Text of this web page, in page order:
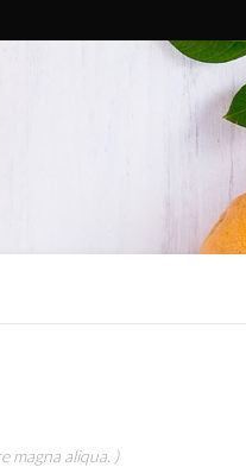
magna aliqua. )